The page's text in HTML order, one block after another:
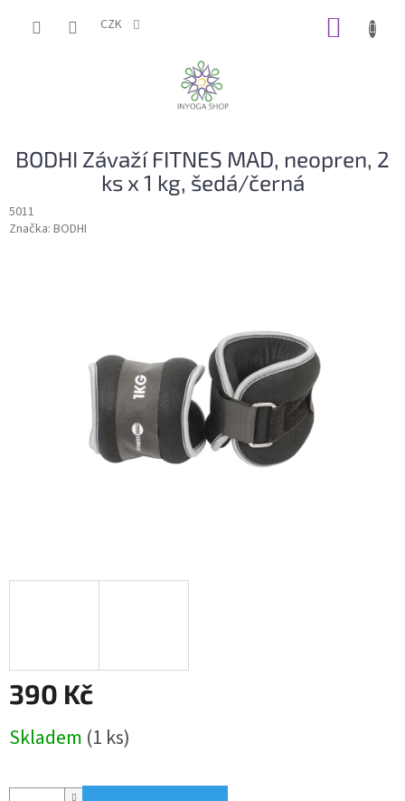
CZK
BODHI Závaží FITNES MAD, neopren, 2
ks x 1 kg, šedá/černá
5011
Značka: BODHI
390 Kč
cena:
Skladem (1 ks)